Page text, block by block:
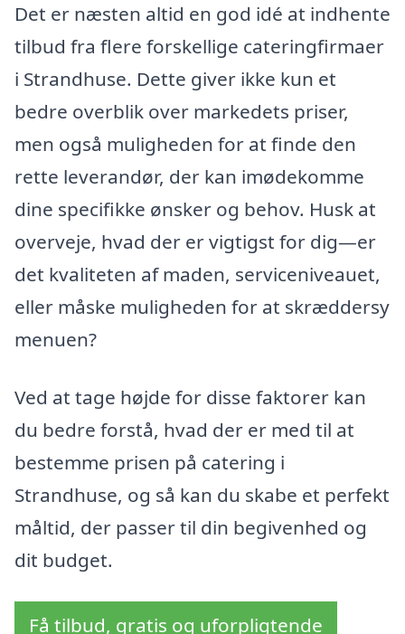
Det er næsten altid en god idé at indhente
tilbud fra flere forskellige cateringfirmaer
i Strandhuse. Dette giver ikke kun et
bedre overblik over markedets priser,
men også muligheden for at finde den
rette leverandør, der kan imødekomme
dine specifikke ønsker og behov. Husk at
overveje, hvad der er vigtigst for dig—er
det kvaliteten af maden, serviceniveauet,
eller måske muligheden for at skræddersy
menuen?
Ved at tage højde for disse faktorer kan
du bedre forstå, hvad der er med til at
bestemme prisen på catering i
Strandhuse, og så kan du skabe et perfekt
måltid, der passer til din begivenhed og
dit budget.
Få tilbud, gratis og uforpligtende